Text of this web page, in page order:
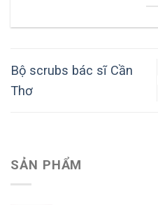
Bộ scrubs bác sĩ Cần
Thơ
SẢN PHẨM